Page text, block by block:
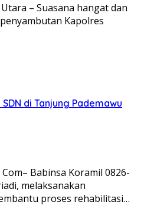
– Suasana hangat dan
Kapolres
di Tanjung Pademawu
Com– Babinsa Koramil 0826-
melaksanakan
proses rehabilitasi…